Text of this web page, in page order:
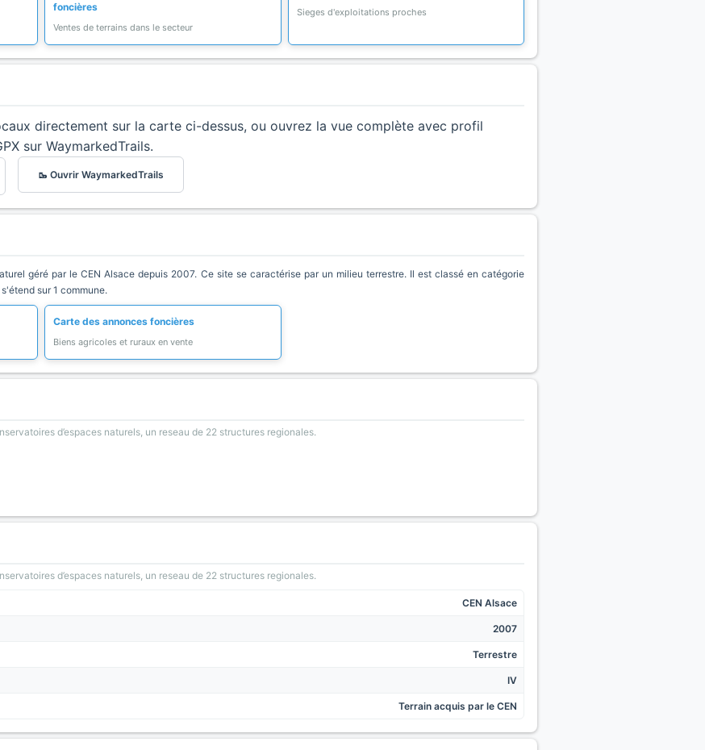
foncières
Ventes de terrains dans le secteur
Sieges d'exploitations proches
directement sur la carte ci-dessus, ou ouvrez la vue complète avec profil
sur WaymarkedTrails.
🥾 Ouvrir WaymarkedTrails
géré par le CEN Alsace depuis 2007. Ce site se caractérise par un milieu terrestre. Il est classé en catégorie
sur 1 commune.
Carte des annonces foncières
Biens agricoles et ruraux en vente
d’espaces naturels, un reseau de 22 structures regionales.
d’espaces naturels, un reseau de 22 structures regionales.
CEN Alsace
2007
Terrestre
IV
Terrain acquis par le CEN